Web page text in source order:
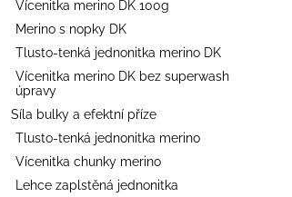
Vícenitka merino DK 100g
Merino s nopky DK
Tlusto-tenká jednonitka merino DK
Vícenitka merino DK bez superwash
úpravy
Síla bulky a efektní příze
Tlusto-tenká jednonitka merino
Vícenitka chunky merino
Lehce zaplstěná jednonitka